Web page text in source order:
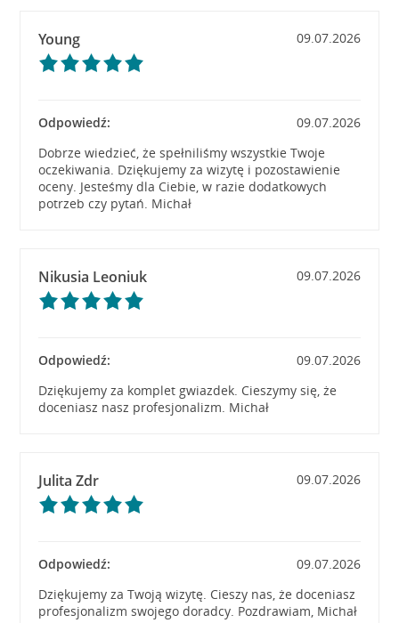
Young 09.07.2026
Odpowiedź:
09.07.2026
Dobrze wiedzieć, że spełniliśmy wszystkie Twoje
oczekiwania. Dziękujemy za wizytę i pozostawienie
oceny. Jesteśmy dla Ciebie, w razie dodatkowych
potrzeb czy pytań. Michał
Nikusia Leoniuk 09.07.2026
Odpowiedź:
09.07.2026
Dziękujemy za komplet gwiazdek. Cieszymy się, że
doceniasz nasz profesjonalizm. Michał
Julita Zdr 09.07.2026
Odpowiedź:
09.07.2026
Dziękujemy za Twoją wizytę. Cieszy nas, że doceniasz
profesjonalizm swojego doradcy. Pozdrawiam, Michał